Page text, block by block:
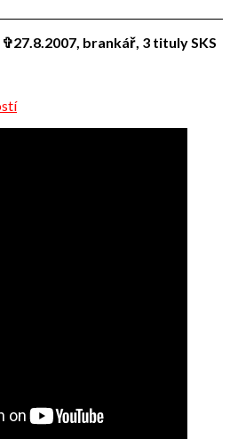
brankář, 3 tituly SKS